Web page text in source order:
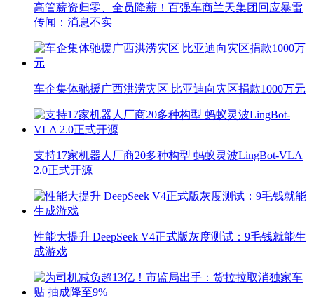
高管薪资归零、全员降薪！百强车商兰天集团回应暴雷
传闻：消息不实
车企集体驰援广西洪涝灾区 比亚迪向灾区捐款1000万元
支持17家机器人厂商20多种构型 蚂蚁灵波LingBot-VLA
2.0正式开源
性能大提升 DeepSeek V4正式版灰度测试：9毛钱就能生
成游戏